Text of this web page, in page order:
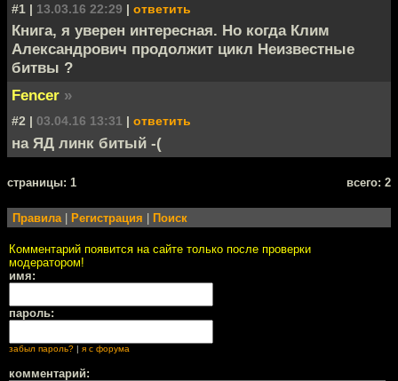
#1 | 13.03.16 22:29 | ответить
Книга, я уверен интересная. Но когда Клим
Александрович продолжит цикл Неизвестные
битвы ?
Fencer »
#2 | 03.04.16 13:31 | ответить
на ЯД линк битый -(
cтраницы: 1 всего: 2
Правила | Регистрация | Поиск
Комментарий появится на сайте только после проверки
модератором!
имя:
пароль:
забыл пароль? | я с форума
комментарий: